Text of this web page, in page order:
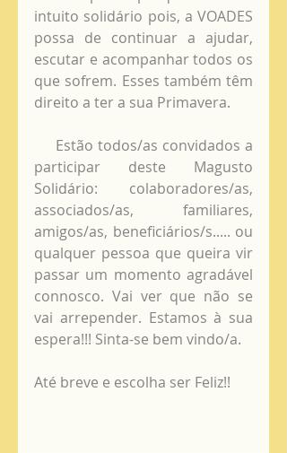
intuito solidário pois, a VOADES
possa de continuar a ajudar,
escutar e acompanhar todos os
que sofrem. Esses também têm
direito a ter a sua Primavera.
participar deste Magusto
Solidário: colaboradores/as,
associados/as, familiares,
amigos/as, beneficiários/s..... ou
qualquer pessoa que queira vir
passar um momento agradável
connosco. Vai ver que não se
vai arrepender. Estamos à sua
Até breve e escolha ser Feliz!!